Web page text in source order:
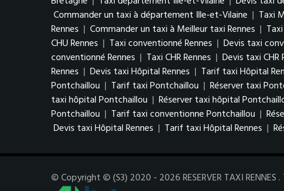
Commander un taxi à département Ille-et-Vilaine | Taxi
Rennes | Commander un taxi à Meilleur taxi Rennes |
CHU Rennes | Taxi conventionné Rennes | Devis taxi
conventionné Rennes | Taxi CHR Rennes | Devis taxi CHR
Rennes | Devis taxi Hôpital Rennes | Tarif taxi Hôpital
Pontchaillou | Tarif taxi Pontchaillou | Réserver taxi
taxi hôpital Pontchaillou | Réserver taxi hôpital
Pontchaillou | Tarif taxi conventionne Pontchaillou |
Devis taxi Hôpital Rennes | Tarif taxi Hôpital Rennes |
© Copyright © (S3) 2020 - 2026 RESERVER TAXI